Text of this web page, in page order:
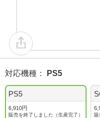
対応機種 ： PS5
PS5
6,910円
販売を終了しました（生産完了）